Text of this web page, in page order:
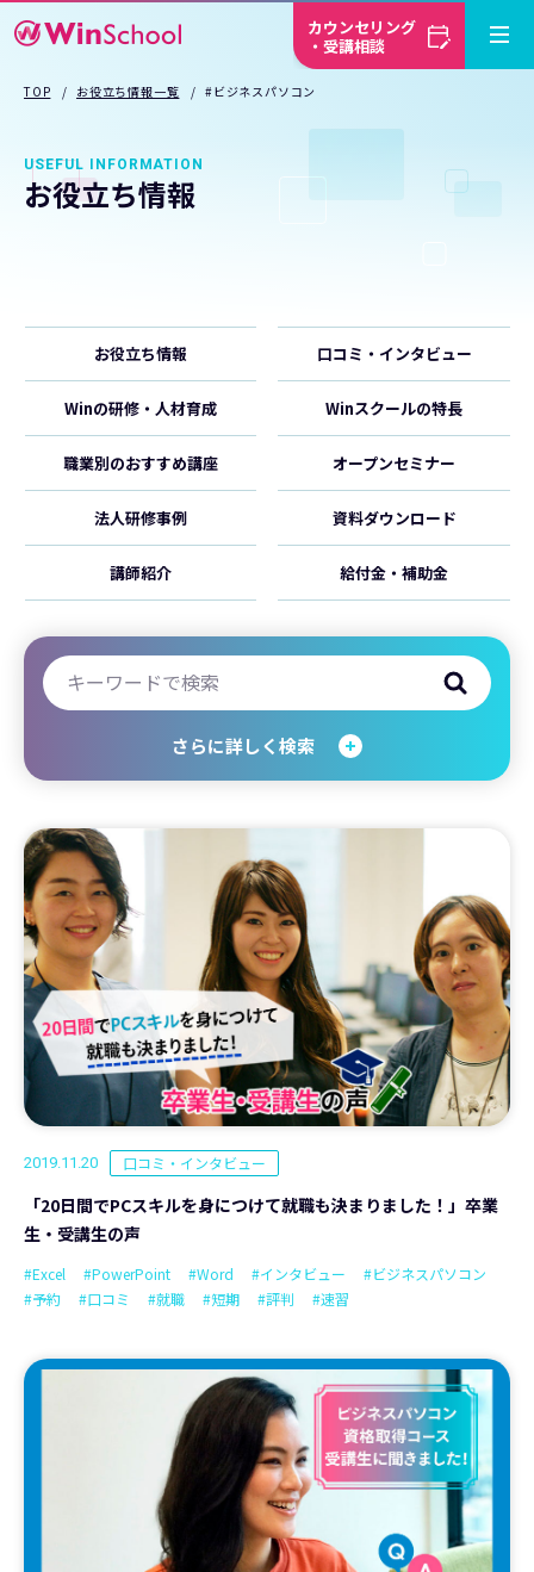
カウンセリング
・受講相談
TOP お役立ち情報一覧 #ビジネスパソコン
USEFUL INFORMATION
お役立ち情報
お役立ち情報 口コミ・インタビュー
Winの研修・人材育成 Winスクールの特長
職業別のおすすめ講座 オープンセミナー
法人研修事例 資料ダウンロード
講師紹介 給付金・補助金
さらに詳しく検索
2019.11.20 口コミ・インタビュー
「20日間でPCスキルを身につけて就職も決まりました！」卒業
生・受講生の声
#Excel #PowerPoint #Word #インタビュー
#ビジネスパソコン
#予約
#口コミ #就職 #短期 #評判 #速習